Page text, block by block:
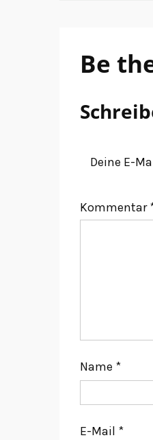
Be
Deine E-
Kommentar
Name *
E-Mail *